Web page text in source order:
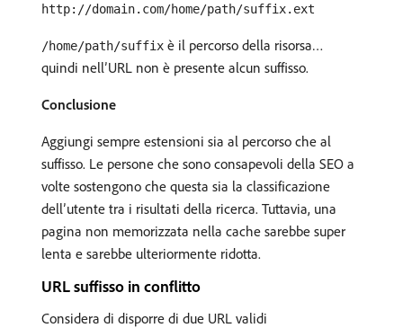
http://domain.com/home/path/suffix.ext
/home/path/suffix è il percorso della risorsa…
quindi nell’URL non è presente alcun suffisso.
Conclusione
Aggiungi sempre estensioni sia al percorso che al
suffisso. Le persone che sono consapevoli della SEO a
volte sostengono che questa sia la classificazione
dell’utente tra i risultati della ricerca. Tuttavia, una
pagina non memorizzata nella cache sarebbe super
lenta e sarebbe ulteriormente ridotta.
URL suffisso in conflitto
Considera di disporre di due URL validi